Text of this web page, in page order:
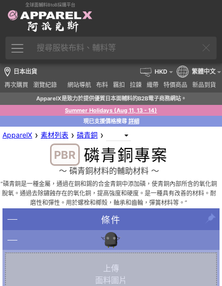
全球面輔料BtoB採購平台
日本出貨
再次購買
瀏覽紀錄 網站導航 布料 羈扣 拉鍊 織帶 特價商品 新品到貨
HKD 繁體中文
ApparelX是致力於提供優質日本面輔料的B2B電子商務網站。
Summer Holidays (Aug 11, 13 - 14)
現已支援價格搜尋 詳細
ApparelX › 素材列表 › 磷青銅 ›
PBR 磷青銅專案
〜 磷青銅材料的輔助材料 〜
“磷青銅是一種金屬，通過在銅和錫的合金青銅中添加磷，使青銅內部所含的氧化銅
脫氧。通過去除鏽蝕存在的氧化銅，提高強度和硬度。是一種具有改善的材料。耐
磨性和彈性。用於螺栓和椰殼，軸承和齒輪，彈簧材料等。”
條件
上傳
面料圖片